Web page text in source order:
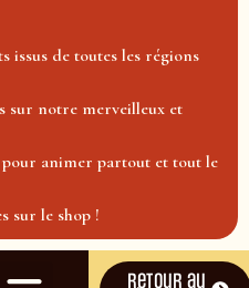
issus de toutes les régions
sur notre merveilleux et
pour animer partout et tout le
sur le shop !
Retour au